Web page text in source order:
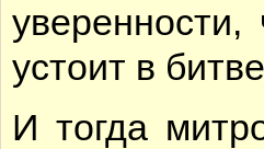
уве­рен­но­сти,
усто­ит в
И то­гда